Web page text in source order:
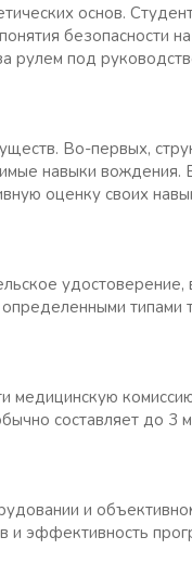
основ.
безопасности
рулем под
Во-первых,
навыки вождения.
оценку своих
удостоверение,
типами
медицинскую
составляет до 3
и
и эффективность